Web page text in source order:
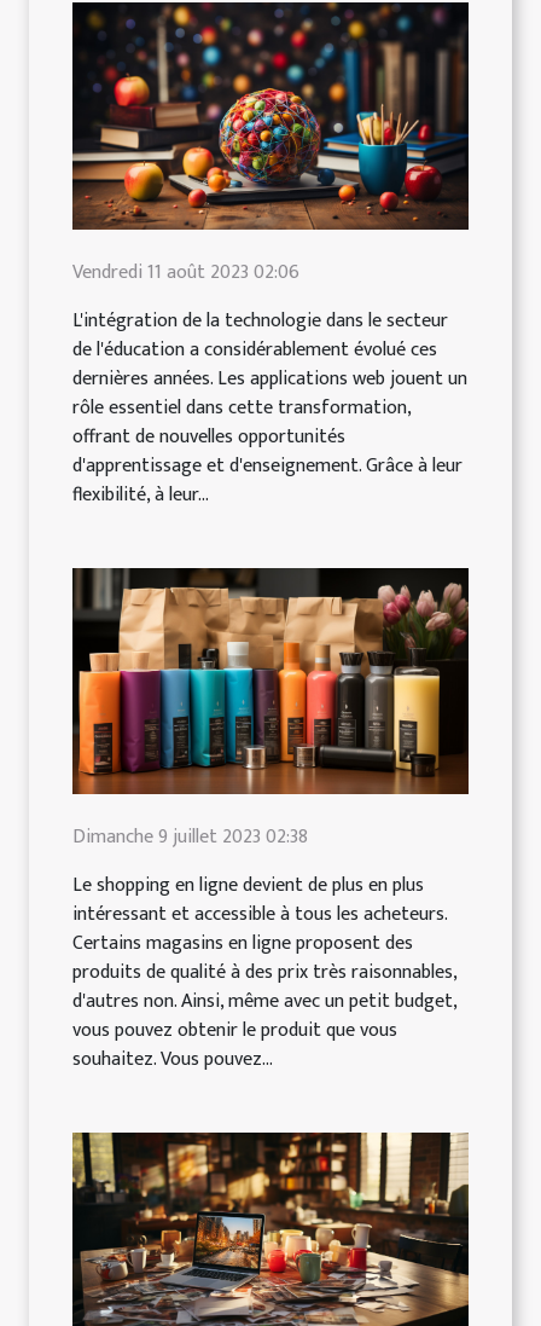
Vendredi 11 août 2023 02:06
L'intégration de la technologie dans le secteur
de l'éducation a considérablement évolué ces
dernières années. Les applications web jouent un
rôle essentiel dans cette transformation,
offrant de nouvelles opportunités
d'apprentissage et d'enseignement. Grâce à leur
flexibilité, à leur...
Dimanche 9 juillet 2023 02:38
Le shopping en ligne devient de plus en plus
intéressant et accessible à tous les acheteurs.
Certains magasins en ligne proposent des
produits de qualité à des prix très raisonnables,
d'autres non. Ainsi, même avec un petit budget,
vous pouvez obtenir le produit que vous
souhaitez. Vous pouvez...